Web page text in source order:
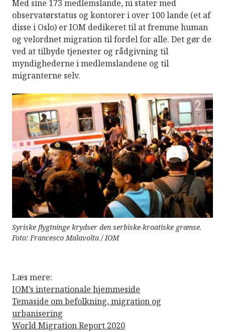
Med sine 173 medlemslande, ni stater med
observatørstatus og kontorer i over 100 lande (et af
disse i Oslo) er IOM dedikeret til at fremme human
og velordnet migration til fordel for alle. Det gør de
ved at tilbyde tjenester og rådgivning til
myndighederne i medlemslandene og til
migranterne selv.
Syriske flygtninge krydser den serbiske-kroatiske grænse.
Foto: Francesco Malavolta / IOM
Læs mere:
IOM’s internationale hjemmeside
Temaside om befolkning, migration og
urbanisering
World Migration Report 2020